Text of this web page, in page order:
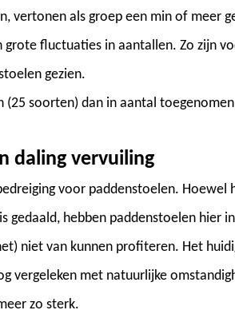
vertonen als groep een min of meer
grote fluctuaties in aantallen. Zo zijn
gezien.
soorten) dan in aantal
daling vervuiling
voor paddenstoelen. Hoewel
gedaald, hebben paddenstoelen hier
niet van kunnen profiteren. Het
vergeleken met natuurlijke
zo sterk.